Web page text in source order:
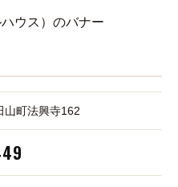
山町法興寺162